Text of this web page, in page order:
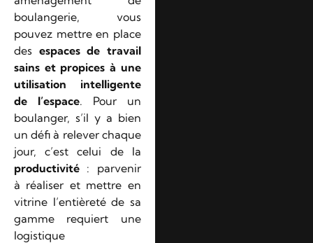
boulangerie, vous
pouvez mettre en place
des espaces de travail
sains et propices à une
utilisation intelligente
de l’espace. Pour un
boulanger, s’il y a bien
un défi à relever chaque
jour, c’est celui de la
productivité : parvenir
à réaliser et mettre en
vitrine l’entièreté de sa
gamme requiert une
logistique